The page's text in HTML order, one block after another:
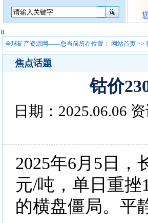
0
全球矿产资源网——您当前所在位置：
网站首页 >>
焦点话题
钴价
日期：2025.06.06
2025年6月5日，
元/吨，单日重挫
的横盘僵局。​​平